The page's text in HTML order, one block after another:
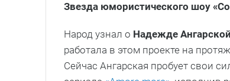
Звезда юмористического шоу
Народ узнал о Надежде Ангарской
работала в этом проекте на
Сейчас Ангарская пробует свои